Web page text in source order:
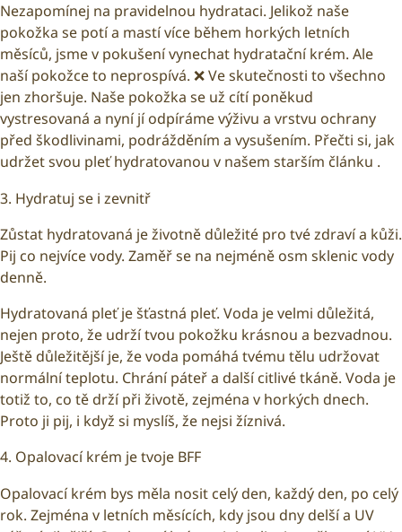
Nezapomínej na pravidelnou hydrataci. Jelikož naše
pokožka se potí a mastí více během horkých letních
měsíců, jsme v pokušení vynechat hydratační krém. Ale
naší pokožce to neprospívá. ❌ Ve skutečnosti to všechno
jen zhoršuje. Naše pokožka se už cítí poněkud
vystresovaná a nyní jí odpíráme výživu a vrstvu ochrany
před škodlivinami, podrážděním a vysušením. Přečti si, jak
udržet svou pleť hydratovanou v našem starším článku .
3. Hydratuj se i zevnitř
Zůstat hydratovaná je životně důležité pro tvé zdraví a kůži.
Pij co nejvíce vody. Zaměř se na nejméně osm sklenic vody
denně.
Hydratovaná pleť je šťastná pleť. Voda je velmi důležitá,
nejen proto, že udrží tvou pokožku krásnou a bezvadnou.
Ještě důležitější je, že voda pomáhá tvému tělu udržovat
normální teplotu. Chrání páteř a další citlivé tkáně. Voda je
totiž to, co tě drží při životě, zejména v horkých dnech.
Proto ji pij, i když si myslíš, že nejsi žíznivá.
4. Opalovací krém je tvoje BFF
Opalovací krém bys měla nosit celý den, každý den, po celý
rok. Zejména v letních měsících, kdy jsou dny delší a UV